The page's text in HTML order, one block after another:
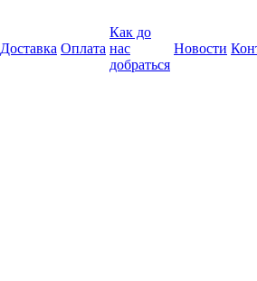
Доставка Оплата
Как до
нас
добраться
Новости